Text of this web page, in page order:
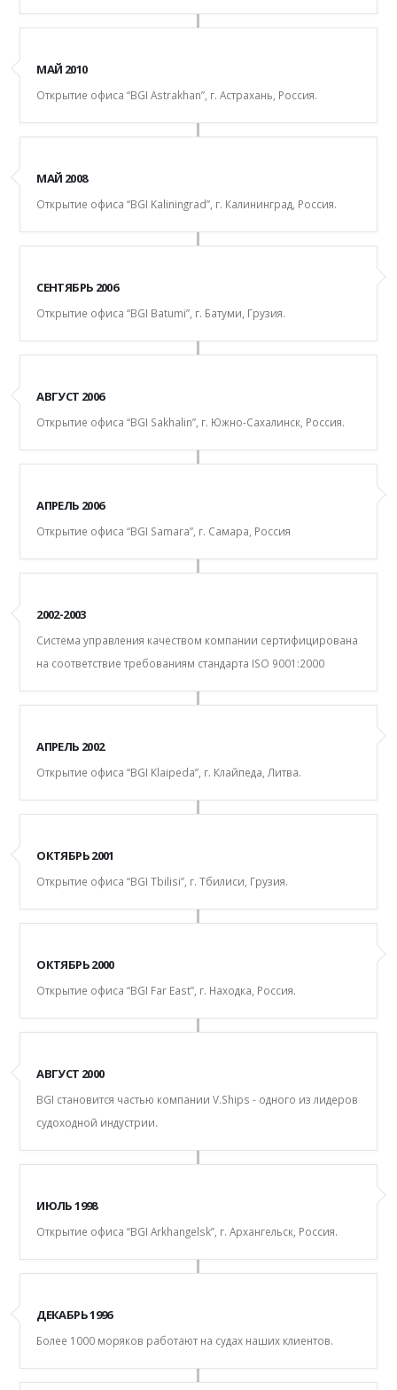
МАЙ 2010
Открытие офиса “BGI Astrakhan”, г. Астрахань, Россия.
МАЙ 2008
Открытие офиса “BGI Kaliningrad”, г. Калининград, Россия.
СЕНТЯБРЬ 2006
Открытие офиса “BGI Batumi”, г. Батуми, Грузия.
АВГУСТ 2006
Открытие офиса “BGI Sakhalin”, г. Южно-Сахалинск, Россия.
АПРЕЛЬ 2006
Открытие офиса “BGI Samara”, г. Самара, Россия
2002-2003
Система управления качеством компании сертифицирована
на соответствие требованиям стандарта ISO 9001:2000
АПРЕЛЬ 2002
Открытие офиса “BGI Klaipeda”, г. Клайпеда, Литва.
ОКТЯБРЬ 2001
Открытие офиса “BGI Tbilisi”, г. Тбилиси, Грузия.
ОКТЯБРЬ 2000
Открытие офиса “BGI Far East”, г. Находка, Россия.
АВГУСТ 2000
BGI cтановитcя чаcтью компании V.Ships - одного из лидеров
cудоходной индуcтрии.
ИЮЛЬ 1998
Открытие офиса “BGI Arkhangelsk”, г. Архангельск, Россия.
ДЕКАБРЬ 1996
Более 1000 моряков работают на судах наших клиентов.